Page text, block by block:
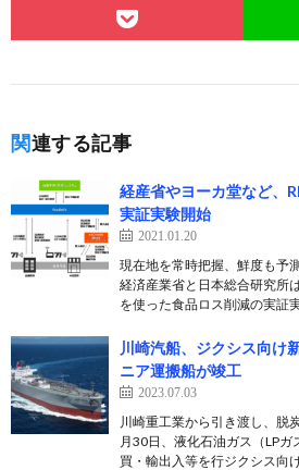
関連する記事
経産省やヨーカ堂など、
実証実験開始
2021.01.20
現在地を常時把握、鮮度も予
経済産業省と日本総合研究所
を使った食品ロス削減の実証
川崎汽船、ジクシス向け
ニア運搬船が竣工
2023.07.03
川崎重工業から引き渡し、脱
月30日、液化石油ガス（LP
買・輸出入等を行ジクシス向